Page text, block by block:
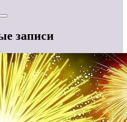
записи